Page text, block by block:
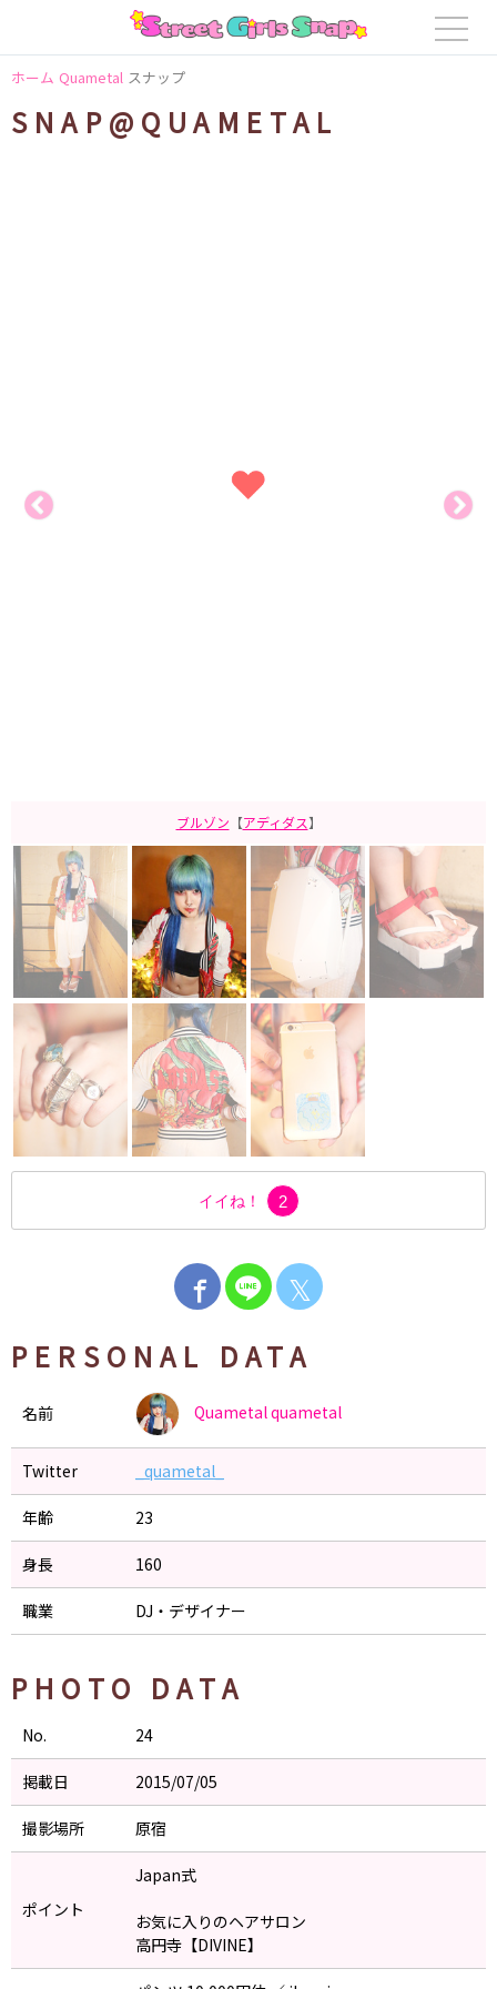
ホーム Quametal スナップ
SNAP@QUAMETAL
ブルゾン 【アディダス】
イイね！ 2
𝕏
PERSONAL DATA
名前 Quametalquametal
Twitter _quametal_
年齢 23
身長 160
職業 DJ・デザイナー
PHOTO DATA
No. 24
掲載日 2015/07/05
撮影場所 原宿
ポイント
Japan式
お気に入りのヘアサロン
高円寺【DIVINE】